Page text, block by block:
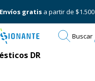
Envíos gratisa partir de $1.500
Buscar
DR
DR